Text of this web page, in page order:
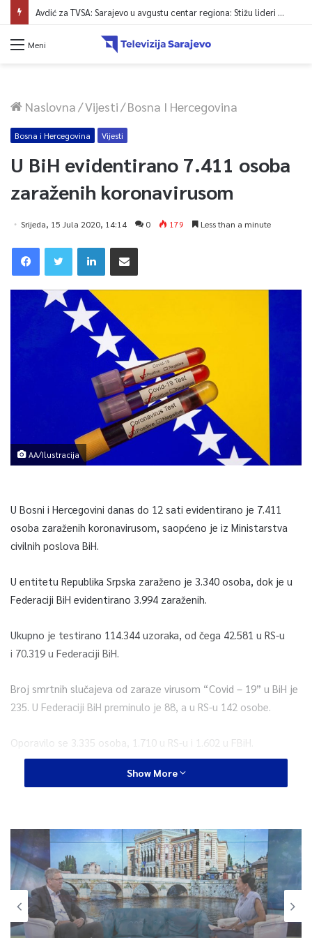
Avdić za TVSA: Sarajevo u avgustu centar regiona: Stižu lideri evropskih gradova
Meni
Naslovna/Vijesti/Bosna I Hercegovina
Bosna i Hercegovina Vijesti
U BiH evidentirano 7.411 osoba
zaraženih koronavirusom
Srijeda, 15 Jula 2020, 14:14 0 179 Less than a minute
AA/Ilustracija
U Bosni i Hercegovini danas do 12 sati evidentirano je 7.411
osoba zaraženih koronavirusom, saopćeno je iz Ministarstva
civilnih poslova BiH.
U entitetu Republika Srpska zaraženo je 3.340 osoba, dok je u
Federaciji BiH evidentirano 3.994 zaraženih.
Ukupno je testirano 114.344 uzoraka, od čega 42.581 u RS-u
i 70.319 u Federaciji BiH.
Broj smrtnih slučajeva od zaraze virusom “Covid – 19” u BiH je
235. U Federaciji BiH preminulo je 88, a u RS-u 142 osobe.
Oporavilo se 3.335 osoba, 1.710 u RS-u i 1.602 u FBiH.
0
Show More
Sarajevo
Sarajevo
Četvrtak, 6 Augusta 2026, 20:48